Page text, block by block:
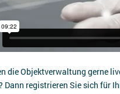
die Objektverwaltung gerne
Dann registrieren Sie sich für